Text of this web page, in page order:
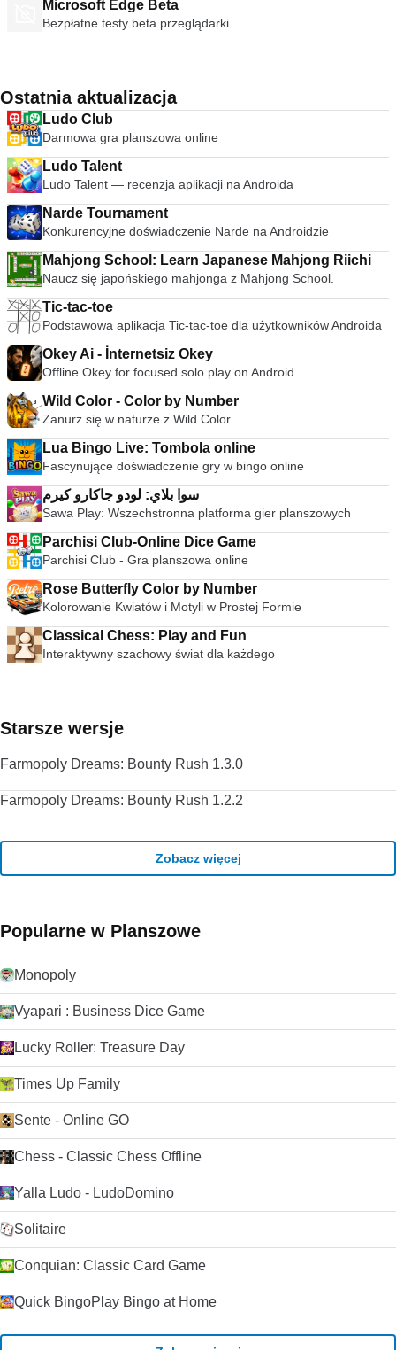
Microsoft Edge Beta
Bezpłatne testy beta przeglądarki
Ostatnia aktualizacja
Ludo Club
Darmowa gra planszowa online
Ludo Talent
Ludo Talent — recenzja aplikacji na Androida
Narde Tournament
Konkurencyjne doświadczenie Narde na Androidzie
Mahjong School: Learn Japanese Mahjong Riichi
Naucz się japońskiego mahjonga z Mahjong School.
Tic-tac-toe
Podstawowa aplikacja Tic-tac-toe dla użytkowników Androida
Okey Ai - İnternetsiz Okey
Offline Okey for focused solo play on Android
Wild Color - Color by Number
Zanurz się w naturze z Wild Color
Lua Bingo Live: Tombola online
Fascynujące doświadczenie gry w bingo online
سوا بلاي: لودو جاكارو كيرم
Sawa Play: Wszechstronna platforma gier planszowych
Parchisi Club-Online Dice Game
Parchisi Club - Gra planszowa online
Rose Butterfly Color by Number
Kolorowanie Kwiatów i Motyli w Prostej Formie
Classical Chess: Play and Fun
Interaktywny szachowy świat dla każdego
Starsze wersje
Farmopoly Dreams: Bounty Rush 1.3.0
Farmopoly Dreams: Bounty Rush 1.2.2
Zobacz więcej
Popularne w Planszowe
Monopoly
Vyapari : Business Dice Game
Lucky Roller: Treasure Day
Times Up Family
Sente - Online GO
Chess - Classic Chess Offline
Yalla Ludo - LudoDomino
Solitaire
Conquian: Classic Card Game
Quick BingoPlay Bingo at Home